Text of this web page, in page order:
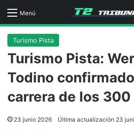
Menú
Turismo Pista
Turismo Pista:
Todino
carrera de los
23 junio 2026 Última actualización 23